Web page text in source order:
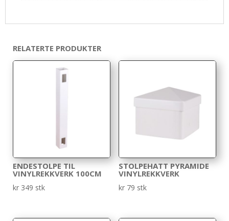
RELATERTE PRODUKTER
ENDESTOLPE TIL
VINYLREKKVERK 100CM
kr 349 stk
STOLPEHATT PYRAMIDE
VINYLREKKVERK
kr79 stk